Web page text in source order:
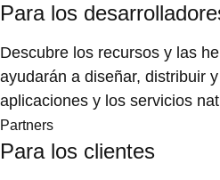
Para los
Descubre los recursos y las
ayudarán a diseñar, distribuir
aplicaciones y los servicios
Partners
Para los clientes